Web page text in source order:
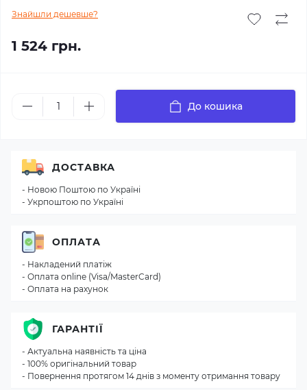
Знайшли дешевше?
1 524 грн.
До кошика
ДОСТАВКА
- Новою Поштою по Україні
- Укрпоштою по Україні
ОПЛАТА
- Накладений платіж
- Оплата online (Visa/MasterCard)
- Оплата на рахунок
ГАРАНТІЇ
- Актуальна наявність та ціна
- 100% оригінальний товар
- Повернення протягом 14 днів з моменту отримання товару